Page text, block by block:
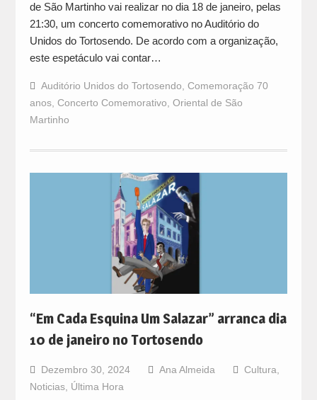
de São Martinho vai realizar no dia 18 de janeiro, pelas
21:30, um concerto comemorativo no Auditório do
Unidos do Tortosendo. De acordo com a organização,
este espetáculo vai contar…
Auditório Unidos do Tortosendo, Comemoração 70
anos, Concerto Comemorativo, Oriental de São
Martinho
“Em Cada Esquina Um Salazar” arranca dia
10 de janeiro no Tortosendo
Dezembro 30, 2024 Ana Almeida Cultura
Noticias, Última Hora